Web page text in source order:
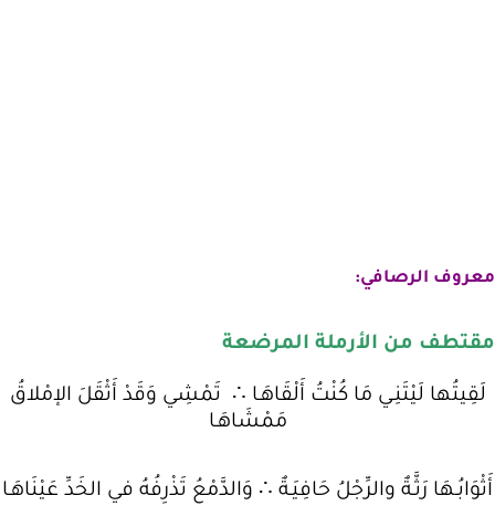
معروف الرصافي:
مقتطف من الأرملة المرضعة
لَقِيتُها لَيْتَنِـي مَا كُنْتُ أَلْقَاهَـا ∴ تَمْشِي وَقَدْ أَثْقَلَ الإمْلاقُ
مَمْشَاهَـا
أَثْوَابُـهَا رَثَّـةٌ والرِّجْلُ حَافِيَـةٌ ∴ وَالدَّمْعُ تَذْرِفُهُ في الخَدِّ عَيْنَاهَـا